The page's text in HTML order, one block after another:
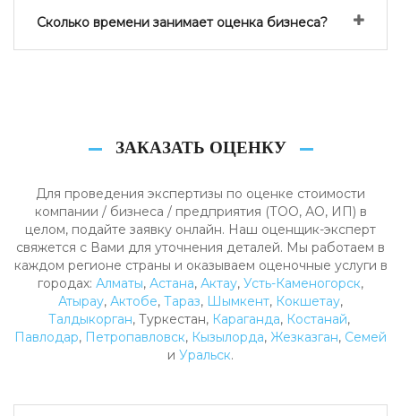
Сколько времени занимает оценка бизнеса?
ЗАКАЗАТЬ ОЦЕНКУ
Для проведения экспертизы по оценке стоимости
компании / бизнеса / предприятия (ТОО, АО, ИП) в
целом, подайте заявку онлайн. Наш оценщик-эксперт
свяжется с Вами для уточнения деталей. Мы работаем в
каждом регионе страны и оказываем оценочные услуги в
городах: Алматы, Астана, Актау, Усть-Каменогорск,
Атырау, Актобе, Тараз, Шымкент, Кокшетау,
Талдыкорган, Туркестан, Караганда, Костанай,
Павлодар, Петропавловск, Кызылорда, Жезказган, Семей
и Уральск.